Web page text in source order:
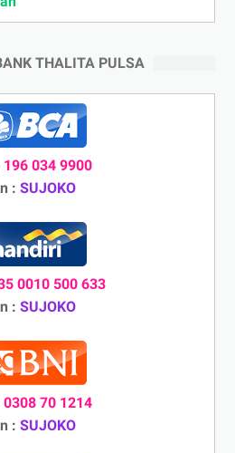
THALITA PULSA
196 034 9900
: SUJOKO
0010 500 633
: SUJOKO
0308 70 1214
: SUJOKO